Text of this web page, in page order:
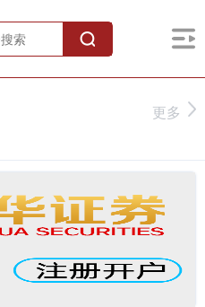
更多